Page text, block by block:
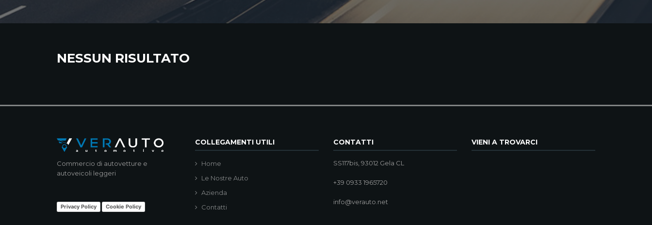
NESSUN RISULTATO
Commercio di autovetture e
autoveicoli leggeri
Privacy Policy Cookie Policy
COLLEGAMENTI UTILI
Home
Le Nostre Auto
Azienda
Contatti
CONTATTI
SS117bis, 93012 Gela CL
+39 0933 1965720
info@verauto.net
VIENI A TROVARCI